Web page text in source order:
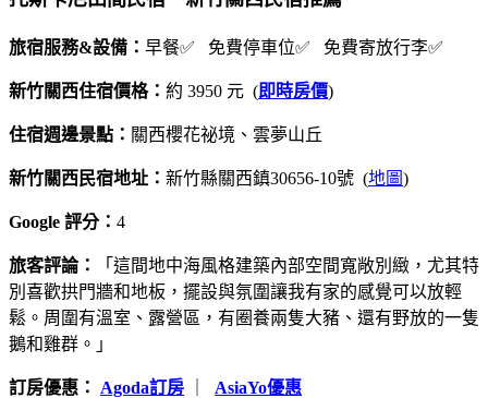
旅宿服務&設備： 早餐✅ 免費停車位✅ 免費寄放行李✅
新竹關西住宿價格： 約 3950 元 (即時房價)
住宿週邊景點： 關西櫻花祕境、雲夢山丘
新竹關西民宿地址： 新竹縣關西鎮30656-10號 (地圖)
Google 評分： 4
旅客評論：
「這間地中海風格建築內部空間寬敞別緻，尤其特
別喜歡拱門牆和地板，擺設與氛圍讓我有家的感覺可以放輕
鬆。周圍有溫室、露營區，有圈養兩隻大豬、還有野放的一隻
鵝和雞群。」
訂房優惠： Agoda訂房 AsiaYo優惠